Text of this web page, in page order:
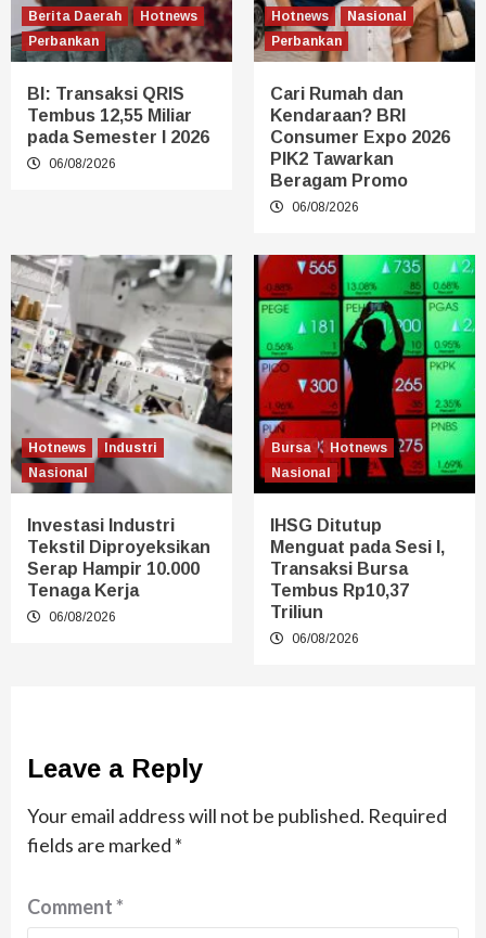
Berita Daerah
Hotnews
Perbankan
BI: Transaksi QRIS
Tembus 12,55 Miliar
pada Semester I 2026
06/08/2026
Hotnews
Nasional
Perbankan
Cari Rumah dan
Kendaraan? BRI
Consumer Expo 2026
PIK2 Tawarkan
Beragam Promo
06/08/2026
Hotnews
Industri
Nasional
Investasi Industri
Tekstil Diproyeksikan
Serap Hampir 10.000
Tenaga Kerja
06/08/2026
Bursa
Hotnews
Nasional
IHSG Ditutup
Menguat pada Sesi I,
Transaksi Bursa
Tembus Rp10,37
Triliun
06/08/2026
Leave a Reply
Your email address will not be published. Required
fields are marked *
Comment*